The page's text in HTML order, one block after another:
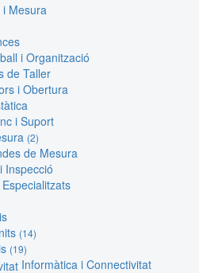
Mesura
i Organització
de Taller
i Obertura
i Suport
(2)
de Mesura
Inspecció
(14)
(19)
Informàtica i Connectivitat